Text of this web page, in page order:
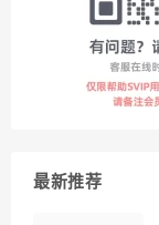
最新推荐